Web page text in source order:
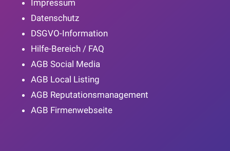
Impressum
Datenschutz
DSGVO-Information
Hilfe-Bereich / FAQ
AGB Social Media
AGB Local Listing
AGB Reputationsmanagement
AGB Firmenwebseite